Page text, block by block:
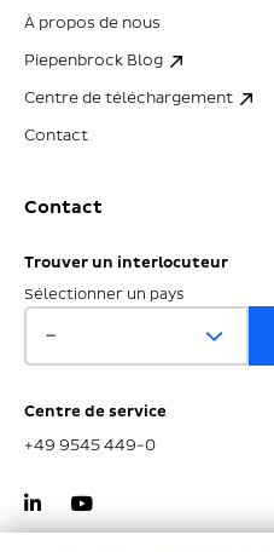
À propos de nous
Piepenbrock Blog
Centre de téléchargement
Contact
Contact
Trouver un interlocuteur
Sélectionner un pays
Centre de service
+49 9545 449-0